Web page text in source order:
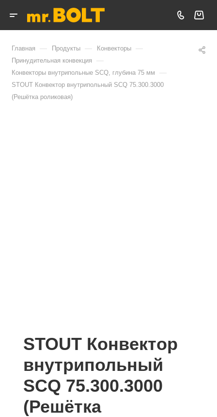
Главная — Продукты — Конвекторы —
Принудительная конвекция —
Конвекторы внутрипольные SCQ, глубина 75 мм —
STOUT Конвектор внутрипольный SCQ 75.300.3000
(Решётка роликовая)
STOUT Конвектор
внутрипольный
SCQ 75.300.3000
(Решётка